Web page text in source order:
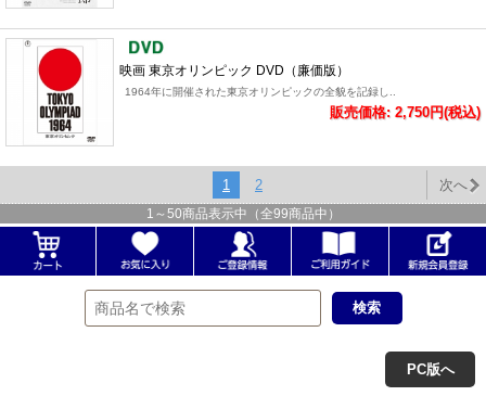
映画 東京オリンピック DVD（廉価版）
1964年に開催された東京オリンピックの全貌を記録し..
販売価格: 2,750円(税込)
1 2 次へ
1 ～ 50商品表示中（全99商品中）
PC版へ